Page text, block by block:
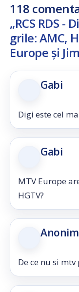
118
„RCS RDS -
grile: AMC,
Europe și
Gabi
Digi este cel
Gabi
MTV Europe
HGTV?
Anonim
De ce nu si mtv